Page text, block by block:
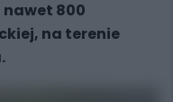
800
na terenie